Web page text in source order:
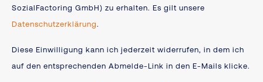
SozialFactoring GmbH) zu erhalten. Es gilt unsere
Datenschutzerklärung.
Diese Einwilligung kann ich jederzeit widerrufen, in dem ich
auf den entsprechenden Abmelde-Link in den E-Mails klicke.